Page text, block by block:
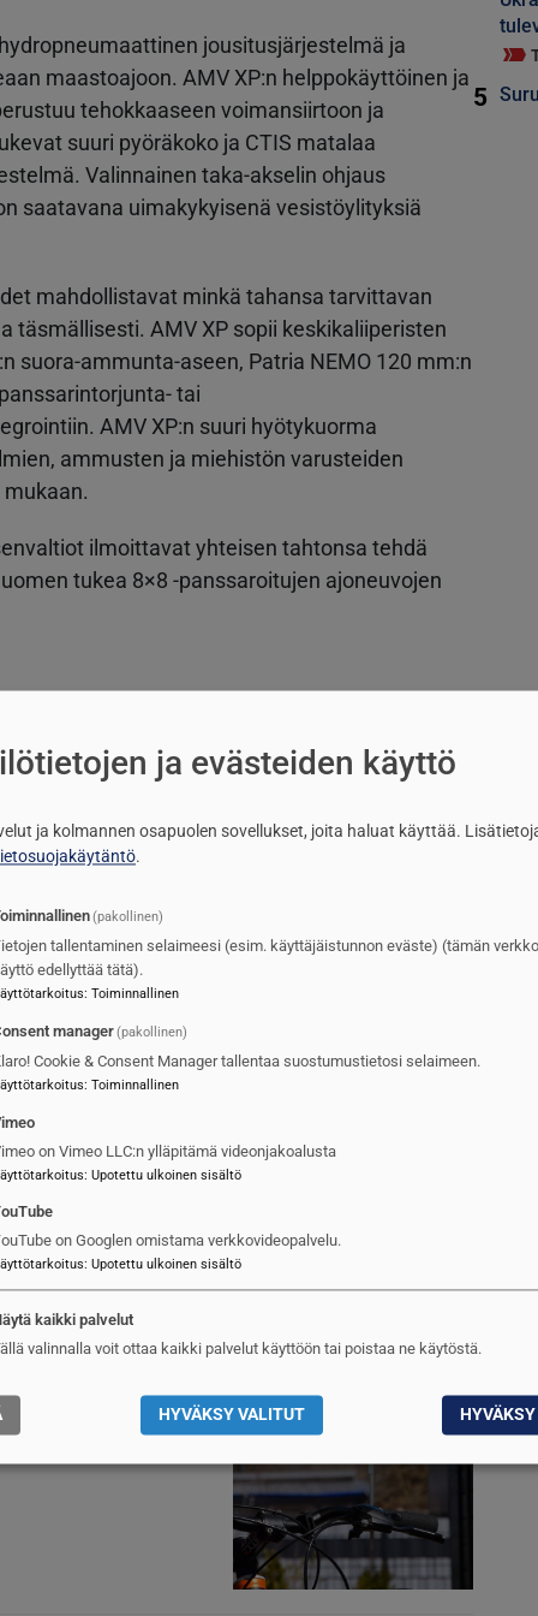
jousitusjärjestelmä ja
maastoajoon. AMV XP:n helppokäyttöinen ja
tehokkaaseen voimansiirtoon ja
suuri pyöräkoko ja CTIS matalaa
Valinnainen taka-akselin ohjaus
saatavana uimakykyisenä vesistöylityksiä
mahdollistavat minkä tahansa tarvittavan
täsmällisesti. AMV XP sopii keskikaliiperisten
suora-ammunta-aseen, Patria NEMO 120 mm:n
tai
AMV XP:n suuri hyötykuorma
ammusten ja miehistön varusteiden
ilmoittavat yhteisen tahtonsa tehdä
tukea 8×8 -panssaroitujen ajoneuvojen
Kuva
kunto
Kuva
Ukrainan
5
ja evästeiden käyttö
ja kolmannen osapuolen sovellukset, joita haluat käyttää.
.
(pakollinen)
tallentaminen selaimeesi (esim. käyttäjäistunnon eväste) (tämän
edellyttää tätä).
: Toiminnallinen
manager(pakollinen)
Cookie & Consent Manager tallentaa suostumustietosi selaimeen.
: Toiminnallinen
on Vimeo LLC:n ylläpitämä videonjakoalusta
: Upotettu ulkoinen sisältö
on Googlen omistama verkkovideopalvelu.
: Upotettu ulkoinen sisältö
kaikki palvelut
valinnalla voit ottaa kaikki palvelut käyttöön tai poistaa ne käytöstä.
HYVÄKSY VALITUT